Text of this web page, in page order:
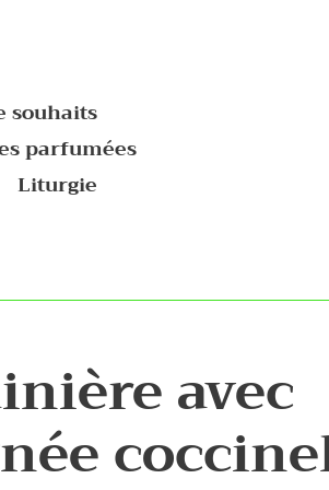
souhaits
parfumées
Liturgie
avec